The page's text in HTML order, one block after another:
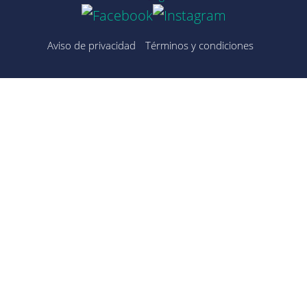
Aviso de privacidad Términos y condiciones